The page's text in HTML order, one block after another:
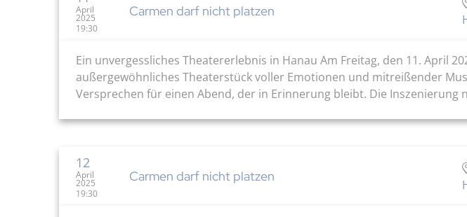
April
2025
19:30
Carmen darf nicht platzen
Ein unvergessliches Theatererlebnis in Hanau Am Freitag, den 11. April
außergewöhnliches Theaterstück voller Emotionen und mitreißender
Versprechen für einen Abend, der in Erinnerung bleibt. Die Inszenierung
12
April
2025
19:30
Carmen darf nicht platzen